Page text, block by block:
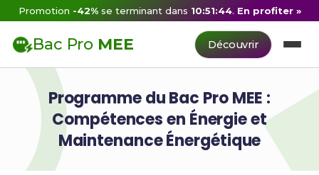
Promotion -42% se terminant dans 10:51:43. En profiter »
Bac Pro MEE Découvrir
Programme du Bac Pro MEE :
Compétences en Énergie et
Maintenance Énergétique